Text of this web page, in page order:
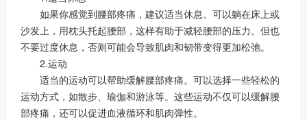
如果你感觉到腰部疼痛，建议适当休息。可以躺在床上或
沙发上，用枕头托起腰部，这样有助于减轻腰部的压力。但也
不要过度休息，否则可能会导致肌肉和韧带变得更加松弛。
2.运动
适当的运动可以帮助缓解腰部疼痛。可以选择一些轻松的
运动方式，如散步、瑜伽和游泳等。这些运动不仅可以缓解腰
部疼痛，还可以促进血液循环和肌肉弹性。